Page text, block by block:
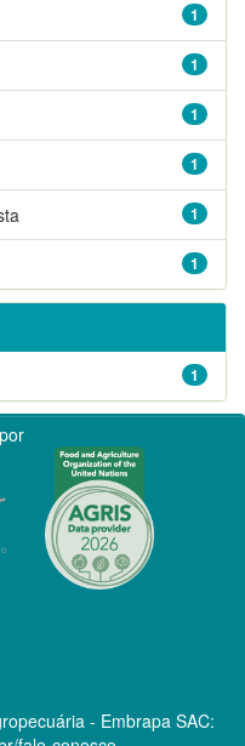
1
1
1
1
1
1
1
- Embrapa SAC: